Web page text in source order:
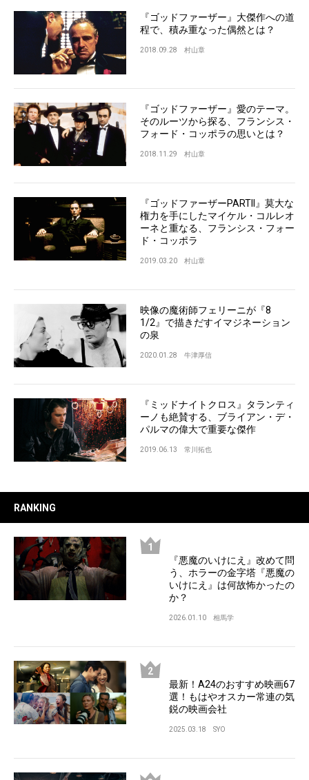
『ゴッドファーザー』大傑作への道
程で、積み重なった偶然とは？
2018.09.28 村山章
『ゴッドファーザー』愛のテーマ。
そのルーツから探る、フランシス・
フォード・コッポラの思いとは？
2018.11.29 村山章
『ゴッドファーザーPARTII』莫大な
権力を手にしたマイケル・コルレオ
ーネと重なる、フランシス・フォー
ド・コッポラ
2019.03.20 村山章
映像の魔術師フェリーニが『8
1/2』で描きだすイマジネーション
の泉
2020.01.28 牛津厚信
『ミッドナイトクロス』タランティ
ーノも絶賛する、ブライアン・デ・
パルマの偉大で重要な傑作
2019.06.13 常川拓也
RANKING
『悪魔のいけにえ』改めて問
う、ホラーの金字塔『悪魔の
いけにえ』は何故怖かったの
か？
2026.01.10 相馬学
最新！A24のおすすめ映画67
選！もはやオスカー常連の気
鋭の映画会社
2025.03.18 SYO